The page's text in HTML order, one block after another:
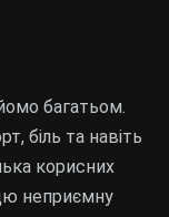
багатьом.
біль та навіть
корисних
неприємну